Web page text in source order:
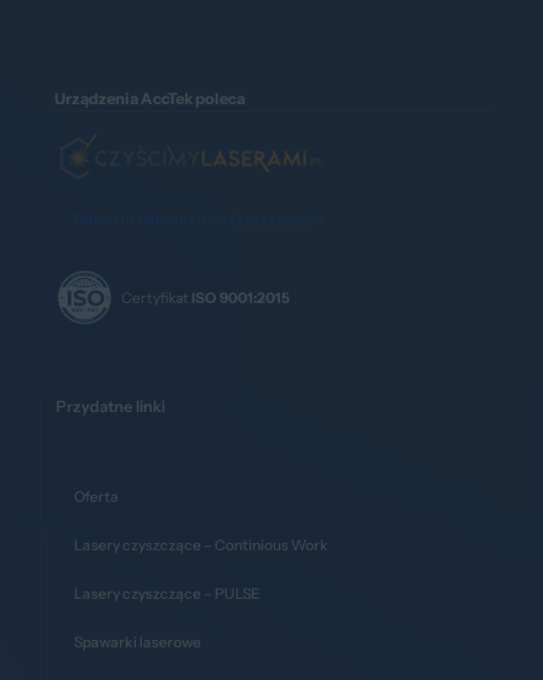
Urządzenia AccTek poleca
Certyfikat ISO 9001:2015
Przydatne linki
Oferta
Lasery czyszczące – Continious Work
Lasery czyszczące – PULSE
Spawarki laserowe